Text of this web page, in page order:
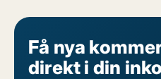
Få nya
direkt i din